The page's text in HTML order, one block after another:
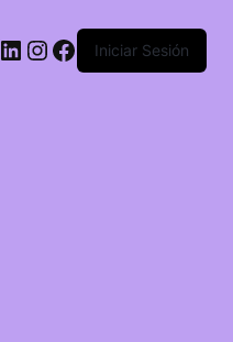
LinkedIn
Instagram
Facebook
Iniciar Sesión